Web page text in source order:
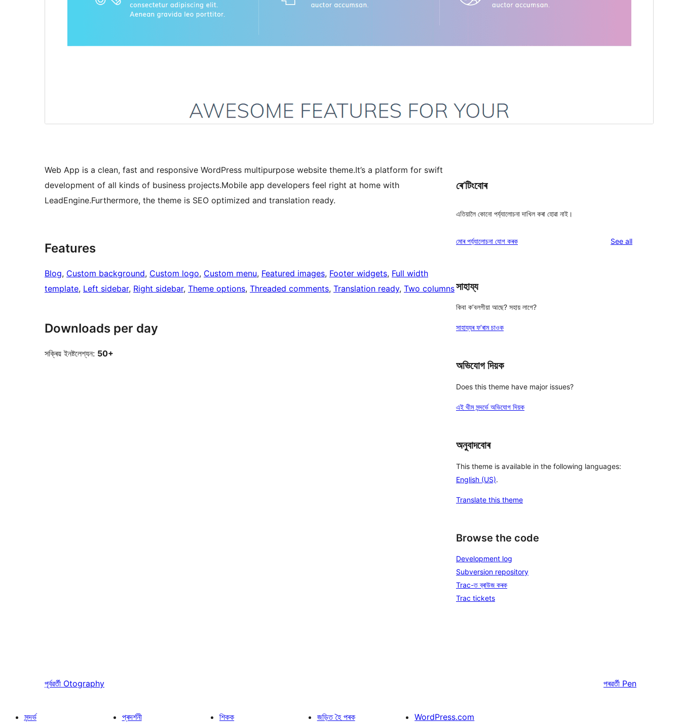
Web App is a clean, fast and responsive WordPress multipurpose website theme.It’s a platform for swift
development of all kinds of business projects.Mobile app developers feel right at home with
LeadEngine.Furthermore, the theme is SEO optimized and translation ready.
Features
Blog, Custom background, Custom logo, Custom menu, Featured images, Footer widgets, Full width
template, Left sidebar, Right sidebar, Theme options, Threaded comments, Translation ready, Two columns
Downloads per day
সক্ৰিয় ইনষ্টলেশ্যন: 50+
ৰে’টিংবোৰ
এতিয়ালৈ কোনো পৰ্য্যালোচনা দাখিল কৰা হোৱা নাই।
মোৰ পৰ্য্যালোচনা যোগ কৰক See allreviews
সাহায্য
কিবা ক’বলগীয়া আছে? সহায় লাগে?
সাহায্যৰ ফ’ৰাম চাওক
অভিযোগ দিয়ক
Does this theme have major issues?
এই থীম সন্দৰ্ভে অভিযোগ দিয়ক
অনুবাদবোৰ
This theme is available in the following languages:
English (US).
Translate this theme
Browse the code
Development log
Subversion repository
Trac-ত ব্ৰাউজ কৰক
Trac tickets
পূৰ্বৱৰ্তী Otography পৰৱৰ্তী Pen
সন্দৰ্ভ প্ৰদৰ্শনী শিকক জড়িত হৈ পৰক WordPress.com